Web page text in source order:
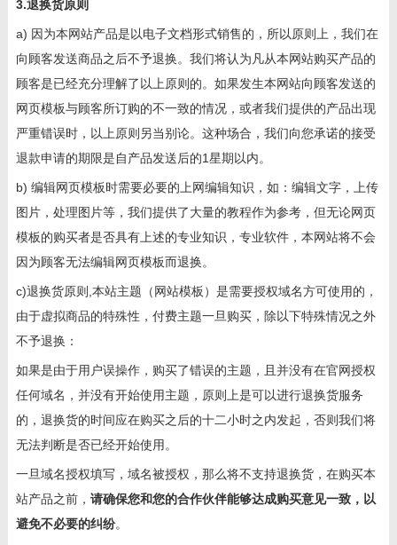
3.退换货原则
a) 因为本网站产品是以电子文档形式销售的，所以原则上，我们在
向顾客发送商品之后不予退换。我们将认为凡从本网站购买产品的
顾客是已经充分理解了以上原则的。如果发生本网站向顾客发送的
网页模板与顾客所订购的不一致的情况，或者我们提供的产品出现
严重错误时，以上原则另当别论。这种场合，我们向您承诺的接受
退款申请的期限是自产品发送后的1星期以内。
b) 编辑网页模板时需要必要的上网编辑知识，如：编辑文字，上传
图片，处理图片等，我们提供了大量的教程作为参考，但无论网页
模板的购买者是否具有上述的专业知识，专业软件，本网站将不会
因为顾客无法编辑网页模板而退换。
c)退换货原则,本站主题（网站模板）是需要授权域名方可使用的，
由于虚拟商品的特殊性，付费主题一旦购买，除以下特殊情况之外
不予退换：
如果是由于用户误操作，购买了错误的主题，且并没有在官网授权
任何域名，并没有开始使用主题，原则上是可以进行退换货服务
的，退换货的时间应在购买之后的十二小时之内发起，否则我们将
无法判断是否已经开始使用。
一旦域名授权填写，域名被授权，那么将不支持退换货，在购买本
站产品之前， 请确保您和您的合作伙伴能够达成购买意见一致，以
避免不必要的纠纷。